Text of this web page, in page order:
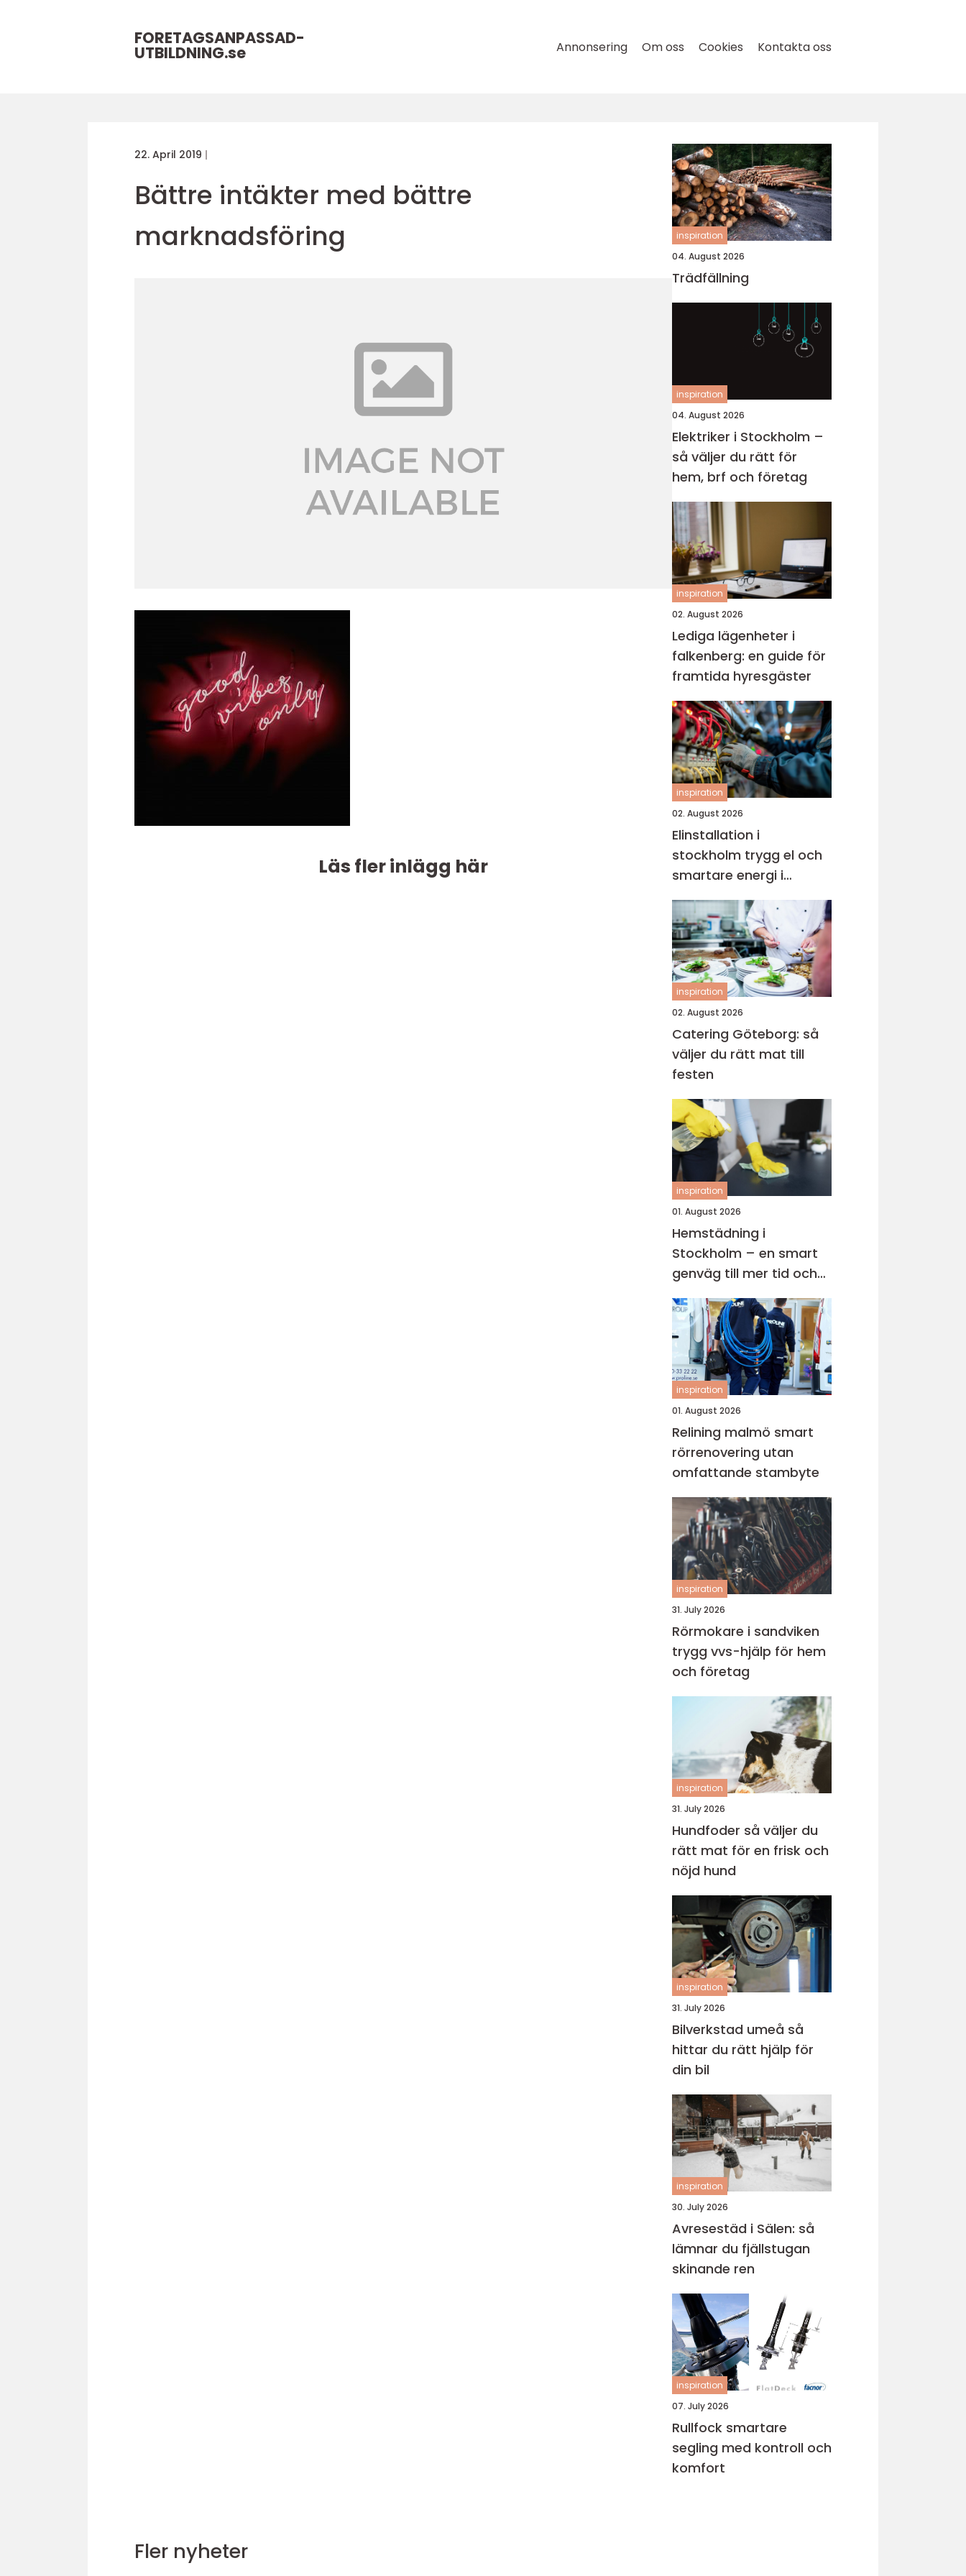
FORETAGSANPASSAD-
UTBILDNING.se Annonsering Om oss Cookies Kontakta oss
22. April 2019
Bättre intäkter med bättre
marknadsföring
Läs fler inlägg här
inspiration
04. August 2026
Trädfällning
inspiration
04. August 2026
Elektriker i Stockholm –
så väljer du rätt för
hem, brf och företag
inspiration
02. August 2026
Lediga lägenheter i
falkenberg: en guide för
framtida hyresgäster
inspiration
02. August 2026
Elinstallation i
stockholm trygg el och
smartare energi i
vardagen
inspiration
02. August 2026
Catering Göteborg: så
väljer du rätt mat till
festen
inspiration
01. August 2026
Hemstädning i
Stockholm – en smart
genväg till mer tid och
lugn i vardagen
inspiration
01. August 2026
Relining malmö smart
rörrenovering utan
omfattande stambyte
inspiration
31. July 2026
Rörmokare i sandviken
trygg vvs-hjälp för hem
och företag
inspiration
31. July 2026
Hundfoder så väljer du
rätt mat för en frisk och
nöjd hund
inspiration
31. July 2026
Bilverkstad umeå så
hittar du rätt hjälp för
din bil
inspiration
30. July 2026
Avresestäd i Sälen: så
lämnar du fjällstugan
skinande ren
inspiration
07. July 2026
Rullfock smartare
segling med kontroll och
komfort
Fler nyheter